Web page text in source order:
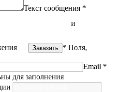
Текст сообщения *
и
* Поля,
Email *
для заполнения